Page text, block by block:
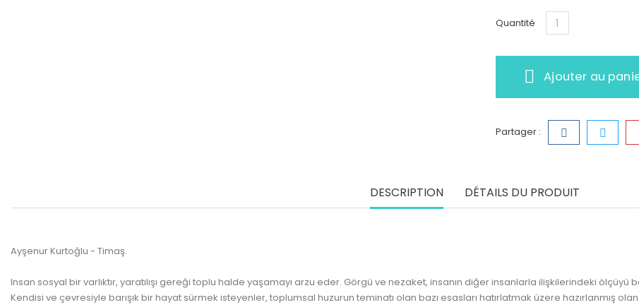
Quantité
Ajouter au
Partager :
DESCRIPTION DÉTAILS DU PRODUIT
Ayşenur Kurtoğlu - Timaş.
Insan sosyal bir varlıktır, yaratılışı gereği toplu halde yaşamayı arzu eder. Görgü ve nezaket, insanın diğer insanlarla ilişkilerindeki
Kendisi ve çevresiyle barışık bir hayat sürmek isteyenler, toplumsal huzurun teminatı olan bazı esasları hatırlatmak üzere hazırlanmış